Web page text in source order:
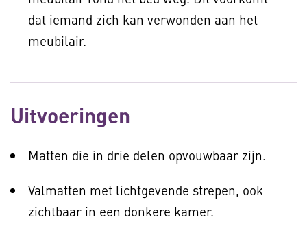
dat iemand zich kan verwonden aan het
meubilair.
Uitvoeringen
Matten die in drie delen opvouwbaar zijn.
Valmatten met lichtgevende strepen, ook
zichtbaar in een donkere kamer.